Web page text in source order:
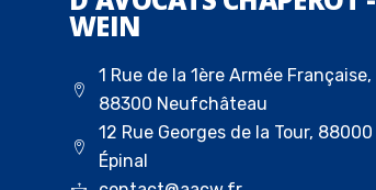
WEIN
1 Rue de la 1ère Armée Française,
88300 Neufchâteau
12 Rue Georges de la Tour, 88000
Épinal